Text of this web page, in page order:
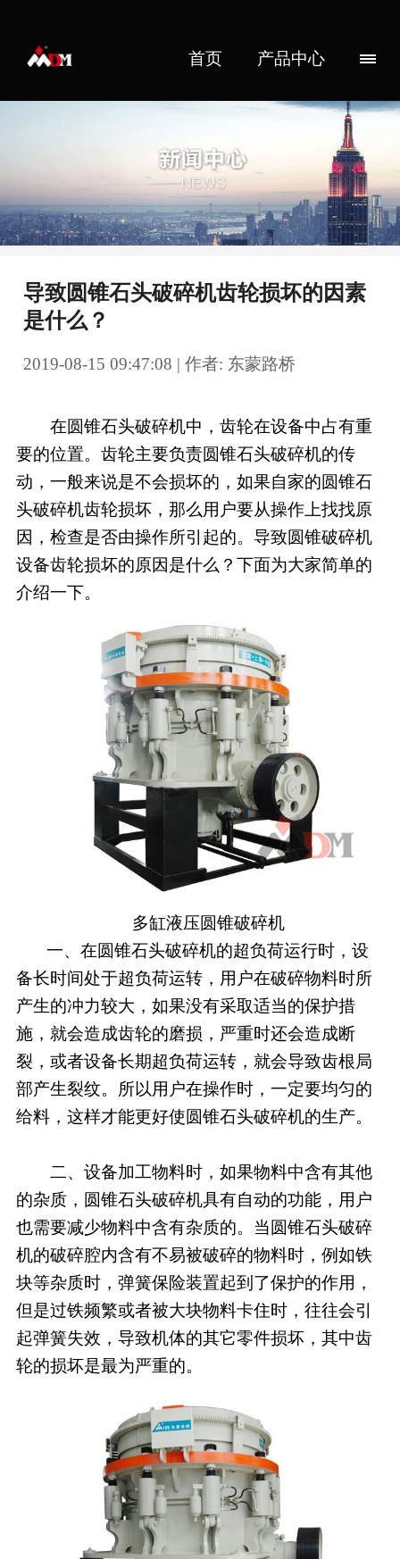
首页 产品中心
导致圆锥石头破碎机齿轮损坏的因素
是什么？
2019-08-15 09:47:08 | 作者: 东蒙路桥
在圆锥石头破碎机中，齿轮在设备中占有重
要的位置。齿轮主要负责圆锥石头破碎机的传
动，一般来说是不会损坏的，如果自家的圆锥石
头破碎机齿轮损坏，那么用户要从操作上找找原
因，检查是否由操作所引起的。导致圆锥破碎机
设备齿轮损坏的原因是什么？下面为大家简单的
介绍一下。
多缸液压圆锥破碎机
一、在圆锥石头破碎机的超负荷运行时，设
备长时间处于超负荷运转，用户在破碎物料时所
产生的冲力较大，如果没有采取适当的保护措
施，就会造成齿轮的磨损，严重时还会造成断
裂，或者设备长期超负荷运转，就会导致齿根局
部产生裂纹。所以用户在操作时，一定要均匀的
给料，这样才能更好使圆锥石头破碎机的生产。
二、设备加工物料时，如果物料中含有其他
的杂质，圆锥石头破碎机具有自动的功能，用户
也需要减少物料中含有杂质的。当圆锥石头破碎
机的破碎腔内含有不易被破碎的物料时，例如铁
块等杂质时，弹簧保险装置起到了保护的作用，
但是过铁频繁或者被大块物料卡住时，往往会引
起弹簧失效，导致机体的其它零件损坏，其中齿
轮的损坏是最为严重的。